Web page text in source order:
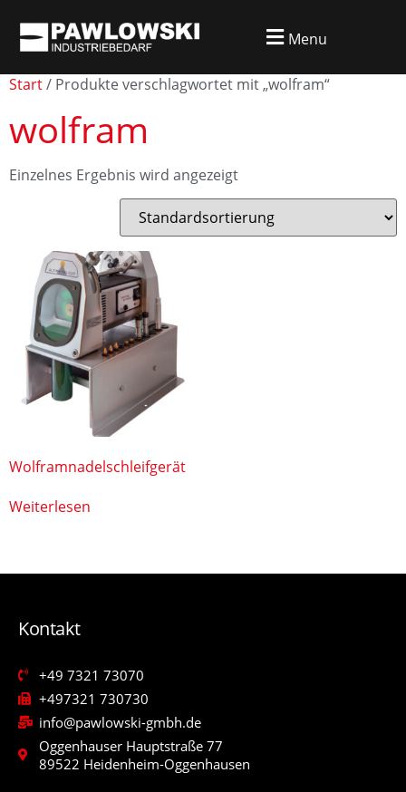
Menu
Start/ Produkte verschlagwortet mit „wolfram“
wolfram
Einzelnes Ergebnis wird angezeigt
Wolframnadelschleifgerät
Weiterlesen
Kontakt
+49 7321 73070
+497321 730730
info@pawlowski-gmbh.de
Oggenhauser Hauptstraße 77
89522 Heidenheim-Oggenhausen